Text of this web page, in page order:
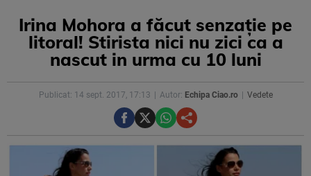
Irina Mohora a făcut senzație pe
litoral! Stirista nici nu zici ca a
nascut in urma cu 10 luni
Publicat: 14 sept. 2017, 17:13 Autor: Echipa Ciao.ro Vedete